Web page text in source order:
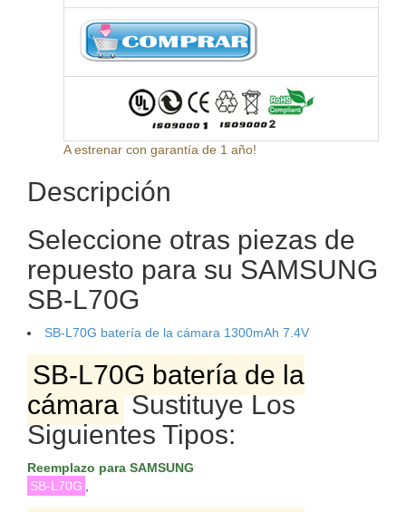
A estrenar con garantía de 1 año!
Descripción
Seleccione otras piezas de
repuesto para su SAMSUNG
SB-L70G
SB-L70G batería de la cámara 1300mAh 7.4V
SB-L70G batería de la
cámaraSustituye Los
Siguientes Tipos:
Reemplazo para SAMSUNG
SB-L70G ,